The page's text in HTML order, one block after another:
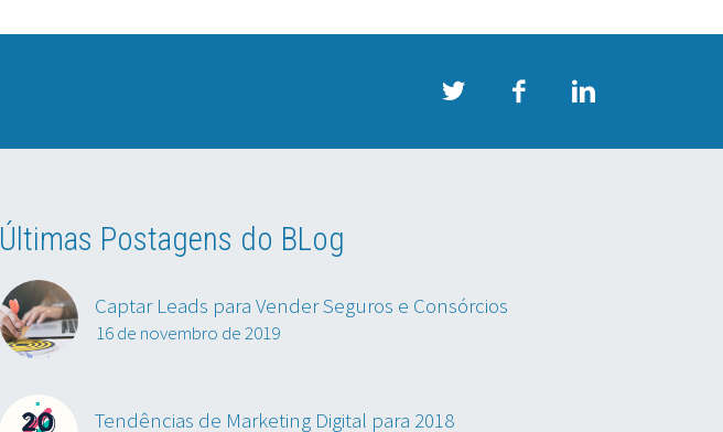
Últimas Postagens do BLog
Captar Leads para Vender Seguros e Consórcios
16 de novembro de 2019
Tendências de Marketing Digital para 2018